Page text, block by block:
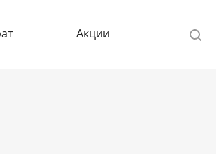
Акции